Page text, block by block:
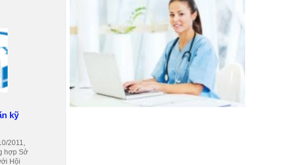
kỹ
2011,
hợp Sở
Hội